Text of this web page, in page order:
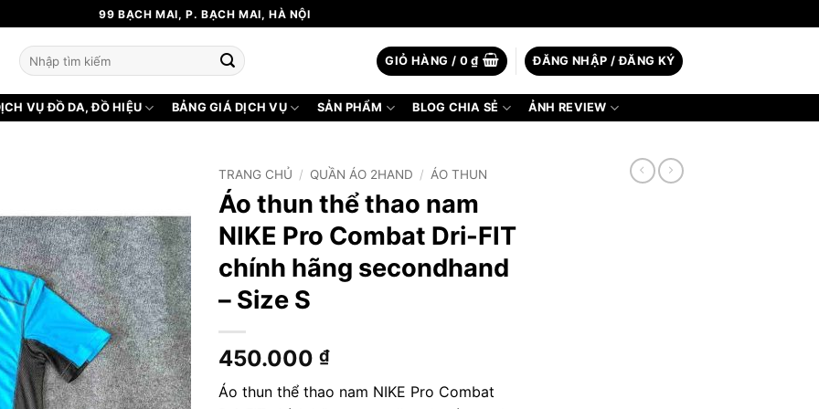
99 BẠCH MAI, P. BẠCH MAI, HÀ NỘI
Tìm
kiếm:
GIỎ HÀNG / 0₫ ĐĂNG NHẬP / ĐĂNG KÝ
VỤ ĐỒ DA, ĐỒ HIỆU BẢNG GIÁ DỊCH VỤ SẢN PHẨM BLOG CHIA SẺ ẢNH REVIEW
TRANG CHỦ / QUẦN ÁO 2HAND / ÁO THUN
Áo thun thể thao nam
NIKE Pro Combat Dri-FIT
chính hãng secondhand
– Size S
450.000 ₫
Áo thun thể thao nam NIKE Pro Combat